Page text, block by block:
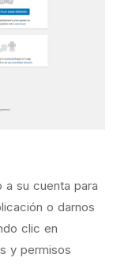
a su cuenta para
o darnos
clic en
y permisos